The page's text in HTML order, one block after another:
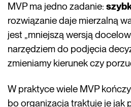
MVP ma jedno zadanie:
rozwiązanie daje mierzalną
jest „mniejszą wersją
narzędziem do podjęcia
zmieniamy kierunek czy
W praktyce wiele MVP
bo organizacja traktuje je jak